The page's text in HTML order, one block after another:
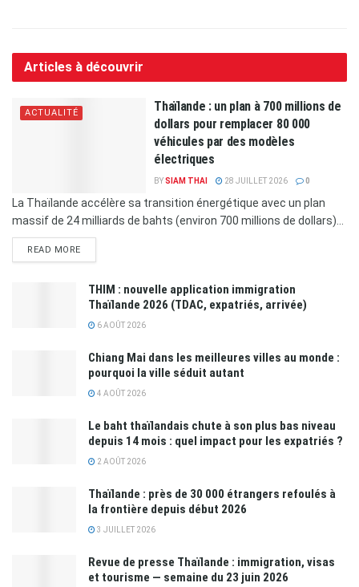
Articles à découvrir
ACTUALITÉ
Thaïlande : un plan à 700 millions de
dollars pour remplacer 80 000
véhicules par des modèles
électriques
BYSIAM THAI 28 JUILLET 2026 0
La Thaïlande accélère sa transition énergétique avec un plan
massif de 24 milliards de bahts (environ 700 millions de dollars)...
READ MORE
THIM : nouvelle application immigration
Thaïlande 2026 (TDAC, expatriés, arrivée)
6 AOÛT 2026
Chiang Mai dans les meilleures villes au monde :
pourquoi la ville séduit autant
4 AOÛT 2026
Le baht thaïlandais chute à son plus bas niveau
depuis 14 mois : quel impact pour les expatriés ?
2 AOÛT 2026
Thaïlande : près de 30 000 étrangers refoulés à
la frontière depuis début 2026
3 JUILLET 2026
Revue de presse Thaïlande : immigration, visas
et tourisme — semaine du 23 juin 2026